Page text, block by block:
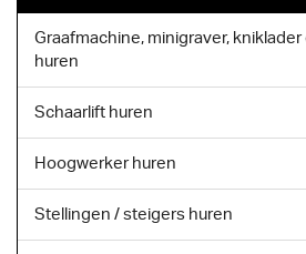
Graafmachine, minigraver,
huren
Schaarlift huren
Hoogwerker huren
Stellingen / steigers huren